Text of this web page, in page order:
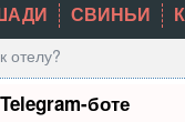
СВИНЬИ
отелу?
боте